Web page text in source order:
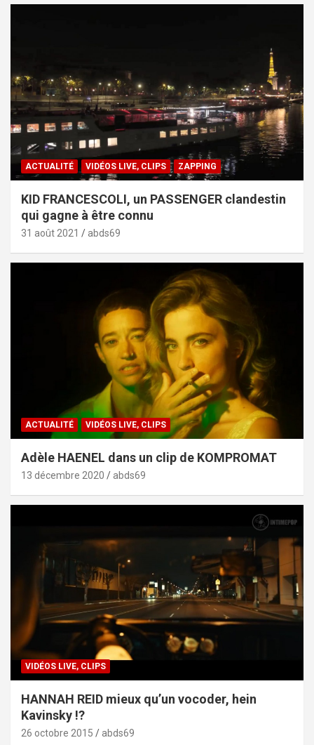
ACTUALITÉ VIDÉOS LIVE, CLIPS ZAPPING
KID FRANCESCOLI, un PASSENGER clandestin
qui gagne à être connu
31 août 2021 abds69
ACTUALITÉ VIDÉOS LIVE, CLIPS
Adèle HAENEL dans un clip de KOMPROMAT
13 décembre 2020 abds69
VIDÉOS LIVE, CLIPS
HANNAH REID mieux qu’un vocoder, hein
Kavinsky !?
26 octobre 2015 abds69